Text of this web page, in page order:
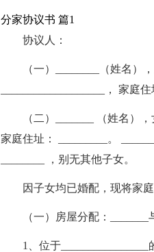
分家协议书 篇1
协议人：
（一）________（姓名）
___________________， 家庭住
（二）_______ （姓名）
家庭住址： _________。
________ ，别无其他子女。
因子女均已婚配，现将家
（一）房屋分配：
1、位于